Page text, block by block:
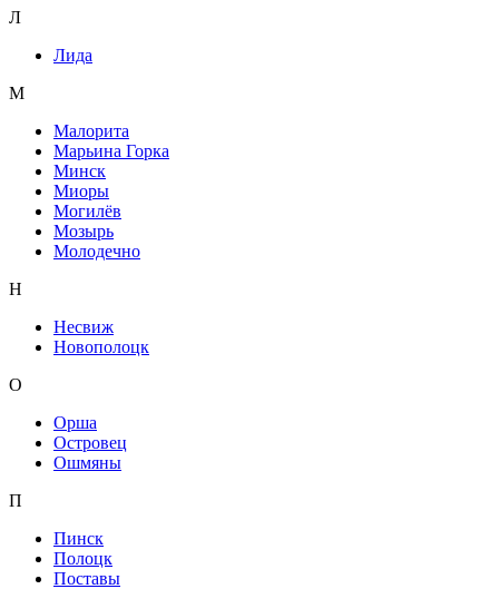
Л
Лида
М
Малорита
Марьина Горка
Минск
Миоры
Могилёв
Мозырь
Молодечно
Н
Несвиж
Новополоцк
О
Орша
Островец
Ошмяны
П
Пинск
Полоцк
Поставы